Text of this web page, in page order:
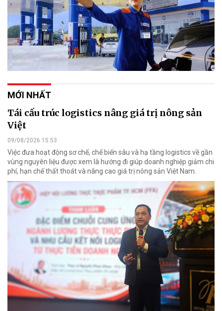
MỚI NHẤT
Tái cấu trúc logistics nâng giá trị nông sản
Việt
09/08/2026 15:53
Việc đưa hoạt động sơ chế, chế biến sâu và hạ tầng logistics về gần
vùng nguyên liệu được xem là hướng đi giúp doanh nghiệp giảm chi
phí, hạn chế thất thoát và nâng cao giá trị nông sản Việt Nam.